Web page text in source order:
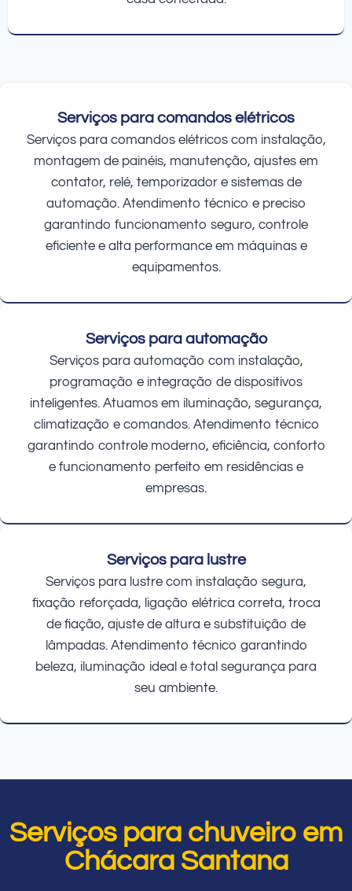
Serviços para comandos elétricos
Serviços para comandos elétricos com instalação,
montagem de painéis, manutenção, ajustes em
contator, relé, temporizador e sistemas de
automação. Atendimento técnico e preciso
garantindo funcionamento seguro, controle
eficiente e alta performance em máquinas e
equipamentos.
Serviços para automação
Serviços para automação com instalação,
programação e integração de dispositivos
inteligentes. Atuamos em iluminação, segurança,
climatização e comandos. Atendimento técnico
garantindo controle moderno, eficiência, conforto
e funcionamento perfeito em residências e
empresas.
Serviços para lustre
Serviços para lustre com instalação segura,
fixação reforçada, ligação elétrica correta, troca
de fiação, ajuste de altura e substituição de
lâmpadas. Atendimento técnico garantindo
beleza, iluminação ideal e total segurança para
seu ambiente.
Serviços para chuveiro em
Chácara Santana